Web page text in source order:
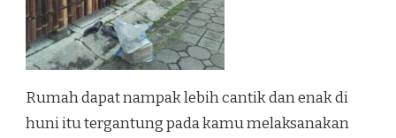
Rumah dapat nampak lebih cantik dan enak di
huni itu tergantung pada kamu melaksanakan